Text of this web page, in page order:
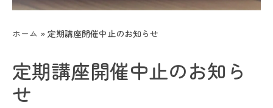
ホーム » 定期講座開催中止のお知らせ
定期講座開催中止のお知ら
せ